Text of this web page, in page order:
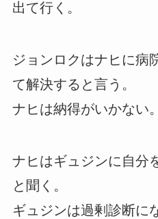
出て行く。
ジョンロクはナヒに病
て解決すると言う。
ナヒは納得がいかない。
ナヒはギュジンに自分
と聞く。
ギュジンは過剰診断に